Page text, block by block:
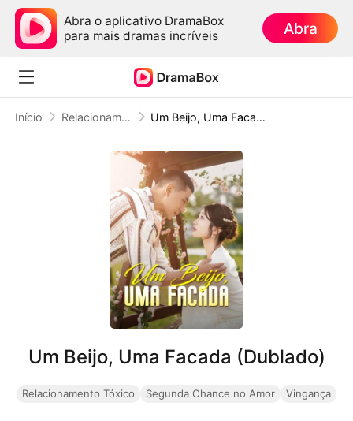
Abra o aplicativo DramaBox
para mais dramas incríveis
Abra
Início Relacionamento Tóxico Um Beijo, Uma Facada (Dublado)
Um Beijo, Uma Facada (Dublado)
Relacionamento Tóxico Segunda Chance no Amor Vingança